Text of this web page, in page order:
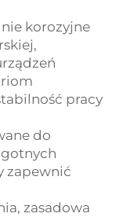
korozyjne
pracy
do
zapewnić
zasadowa